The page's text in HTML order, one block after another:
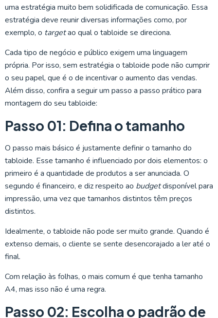
uma estratégia muito bem solidificada de comunicação. Essa
estratégia deve reunir diversas informações como, por
exemplo, o targetao qual o tabloide se direciona.
Cada tipo de negócio e público exigem uma linguagem
própria. Por isso, sem estratégia o tabloide pode não cumprir
o seu papel, que é o de incentivar o aumento das vendas.
Além disso, confira a seguir um passo a passo prático para
montagem do seu tabloide:
Passo 01: Defina o tamanho
O passo mais básico é justamente definir o tamanho do
tabloide. Esse tamanho é influenciado por dois elementos: o
primeiro é a quantidade de produtos a ser anunciada. O
segundo é financeiro, e diz respeito ao budgetdisponível para
impressão, uma vez que tamanhos distintos têm preços
distintos.
Idealmente, o tabloide não pode ser muito grande. Quando é
extenso demais, o cliente se sente desencorajado a ler até o
final.
Com relação às folhas, o mais comum é que tenha tamanho
A4, mas isso não é uma regra.
Passo 02: Escolha o padrão de